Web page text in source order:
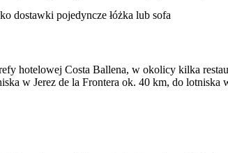
dostawki pojedyncze łóżka lub sofa
hotelowej Costa Ballena, w okolicy kilka
w Jerez de la Frontera ok. 40 km, do lotniska